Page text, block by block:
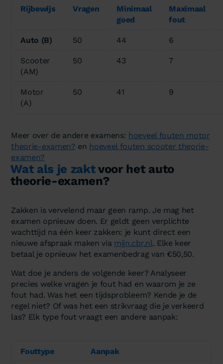
Rijbewijs Vragen
Minimaal
goed
Maximaal
fout
Auto (B) 50 44 6
Scooter
(AM)
50 43 7
Motor
(A)
50 41 9
Meer over de andere examens: hoeveel fouten motor
theorie-examen? en hoeveel fouten scooter theorie-
examen?
Wat als je zaktvoor het auto
theorie-examen?
Zakken is vervelend maar geen ramp. Je mag het
examen opnieuw doen. Er geldt geen verplichte
wachttijd na één keer zakken: je kunt direct een
nieuwe afspraak maken via mijn.cbr.nl. Elke keer
betaal je opnieuw het examenbedrag van €50,50.
Wat doe je anders de volgende keer? Analyseer
precies welke vragen je fout had en waarom je ze
fout had. Was het een tijdsprobleem? Kende je de
regel niet? Of was het een strikvraag die je verkeerd
las? Elk type fout vraagt een andere aanpak:
Fouttype Aanpak